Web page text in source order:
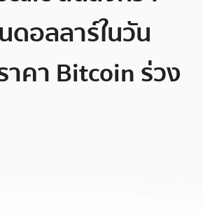
อลลาร์ในวัน
าคา Bitcoin ร่วง